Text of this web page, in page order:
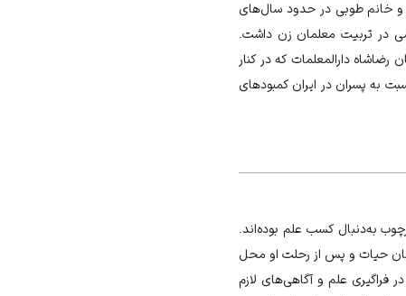
اشخاصی نظیر ربابه مرعشی در حدود سال‌های ۱۲۷۰ش، مهرتاج رخشان در حدود سال‌های ۱۲۸۰ش و خانم طوبی در حدود سال‌های
در تربیت معلمان زن داشت.
دارالمعلمات که در کنار
به‌ پسران در ایران کمبودهای
به‌دنبال کسبعلم بوده‌اند.
حیات و پس از رحلت او محل
فراگیری علم و آگاهی‌های لازم